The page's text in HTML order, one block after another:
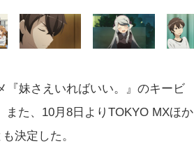
『妹さえいればいい。』のキービ
また、10月8日よりTOKYO MXほか
決定した。